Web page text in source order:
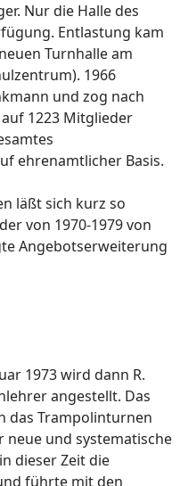
Nur die Halle des
Entlastung kam
Turnhalle am
1966
und zog nach
1223 Mitglieder
ehrenamtlicher Basis.
läßt sich kurz so
von 1970-1979 von
Angebotserweiterung
1973 wird dann R.
angestellt. Das
das Trampolinturnen
neue und systematische
dieser Zeit die
führte mit den